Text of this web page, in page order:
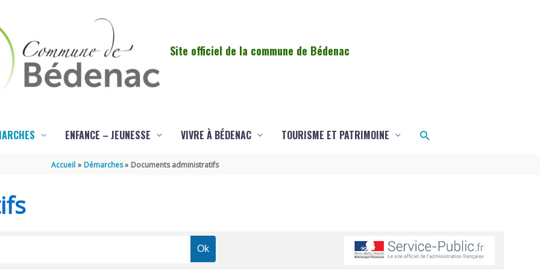
Site officiel de la commune de Bédenac
ENFANCE – JEUNESSE VIVRE À BÉDENAC TOURISME ET PATRIMOINE Rechercher
Accueil Démarches Documents administratifs